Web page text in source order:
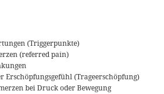
(Triggerpunkte)
(referred pain)
Erschöpfungsgefühl (Trageerschöpfung)
bei Druck oder Bewegung